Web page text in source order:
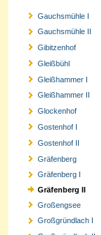
Gauchsmühle I
Gauchsmühle II
Gibitzenhof
Gleißbühl
Gleißhammer I
Gleißhammer II
Glockenhof
Gostenhof I
Gostenhof II
Gräfenberg
Gräfenberg I
Gräfenberg II
Großengsee
Großgründlach I